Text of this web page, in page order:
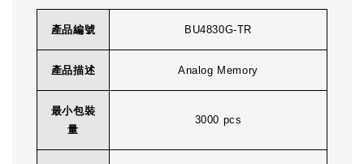
產品編號 BU4830G-TR
產品描述 Analog Memory
最小包裝
量
3000 pcs